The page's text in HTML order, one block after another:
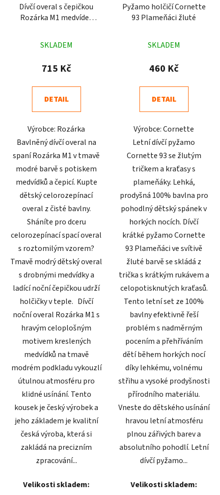
Dívčí overal s čepičkou
Rozárka M1 medvídek
hodnocení
produktu
4,6
z
hvězdiček.
SKLADEM
715 Kč
DETAIL
Výrobce: Rozárka
Bavlněný dívčí overal na
spaní Rozárka M1 v tmavě
modré barvě s potiskem
medvídků a čepicí. Kupte
dětský celorozepínací
overal z čisté bavlny.
Sháníte pro dceru
celorozepínací spací overal
s roztomilým vzorem?
Tmavě modrý dětský overal
s drobnými medvídky a
ladící noční čepičkou udrží
holčičky v teple. Dívčí
noční overal Rozárka M1 s
hravým celoplošným
motivem kreslených
medvídků na tmavě
modrém podkladu vykouzlí
útulnou atmosféru pro
klidné usínání. Tento
kousek je český výrobek a
jeho základem je kvalitní
česká výroba, která si
zakládá na precizním
zpracování...
Velikosti skladem:
Pyžamo holčičí Cornette
93 Plameňáci žluté
hodnocení
produktu
4,7
z
hvězdiček.
SKLADEM
460 Kč
DETAIL
Výrobce: Cornette
Letní dívčí pyžamo
Cornette 93 se žlutým
tričkem a kraťasy s
plameňáky. Lehká,
prodyšná 100% bavlna pro
pohodlný dětský spánek v
horkých nocích. Dívčí
krátké pyžamo Cornette
93 Plameňáci ve svítivě
žluté barvě se skládá z
trička s krátkým rukávem a
celopotisknutých kraťasů.
Tento letní set ze 100%
bavlny efektivně řeší
problém s nadměrným
pocením a přehříváním
dětí během horkých nocí
díky lehkému, volnému
střihu a vysoké prodyšnosti
přírodního materiálu.
Vneste do dětského usínání
hravou letní atmosféru
plnou zářivých barev a
absolutního pohodlí. Letní
dívčí pyžamo...
Velikosti skladem: